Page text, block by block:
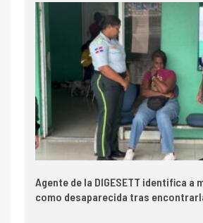
Agente de la DIGESETT identifica a
como desaparecida tras